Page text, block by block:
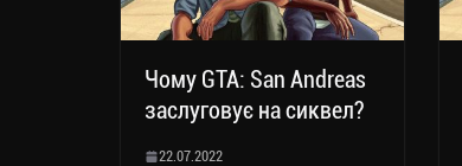
Чому GTA: San Andreas
заслуговує на сиквел?
22.07.2022